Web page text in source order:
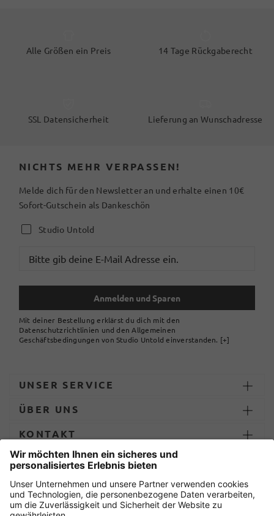
Alle Größen ein Preis 14 Tage Rückgaberecht
SSL Datensicherheit Lieferung an Wunschadresse
NICHTS MEHR VERPASSEN!
Melde dich für den Newsletter an und erhalte einen 10€
Sofort-Gutschein als Dankeschön
Studio Untold
Anmelden und Sparen
Mit deiner Bestellung erklärst du dich mit den
Datenschutzrichtlinien und den Allgemeinen
Geschäftsbedingungen von Studio Untold einverstanden. [+]
UNSER SERVICE
ÜBER UNS
KONTAKT
ZAHLUNG UND LIEFERUNG
Sicher einkaufen mit